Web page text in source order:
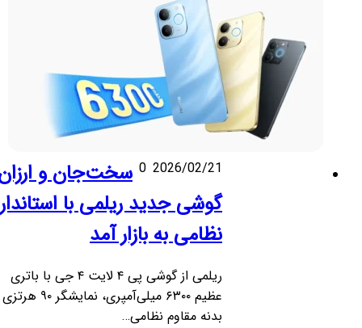
2026/02/21
0 سخت‌جان و ارزان؛
گوشی جدید ریلمی با استاندارد
نظامی به بازار آمد
ریلمی از گوشی پی ۴ لایت ۴ جی با باتری
عظیم ۶۳۰۰ میلی‌آمپری، نمایشگر ۹۰ هرتزی و
بدنه مقاوم نظامی…